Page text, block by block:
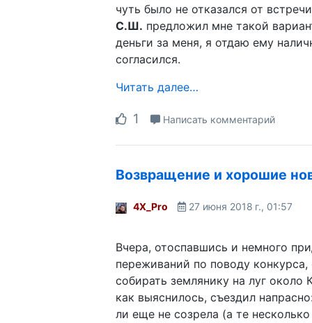
чуть было не отказался от
С.Ш. предложил мне такой
деньги за меня, я отдаю ему
согласился.
Читать далее…
1 Написать комментарий
Возвращение и хорошие
4X_Pro 27 июня 2018 г., 01:57
Вчера, отоспавшись и немного
переживаний по поводу конкурса,
собирать землянику на луг около
как выяснилось, съездил
ли еще не созрела (а те